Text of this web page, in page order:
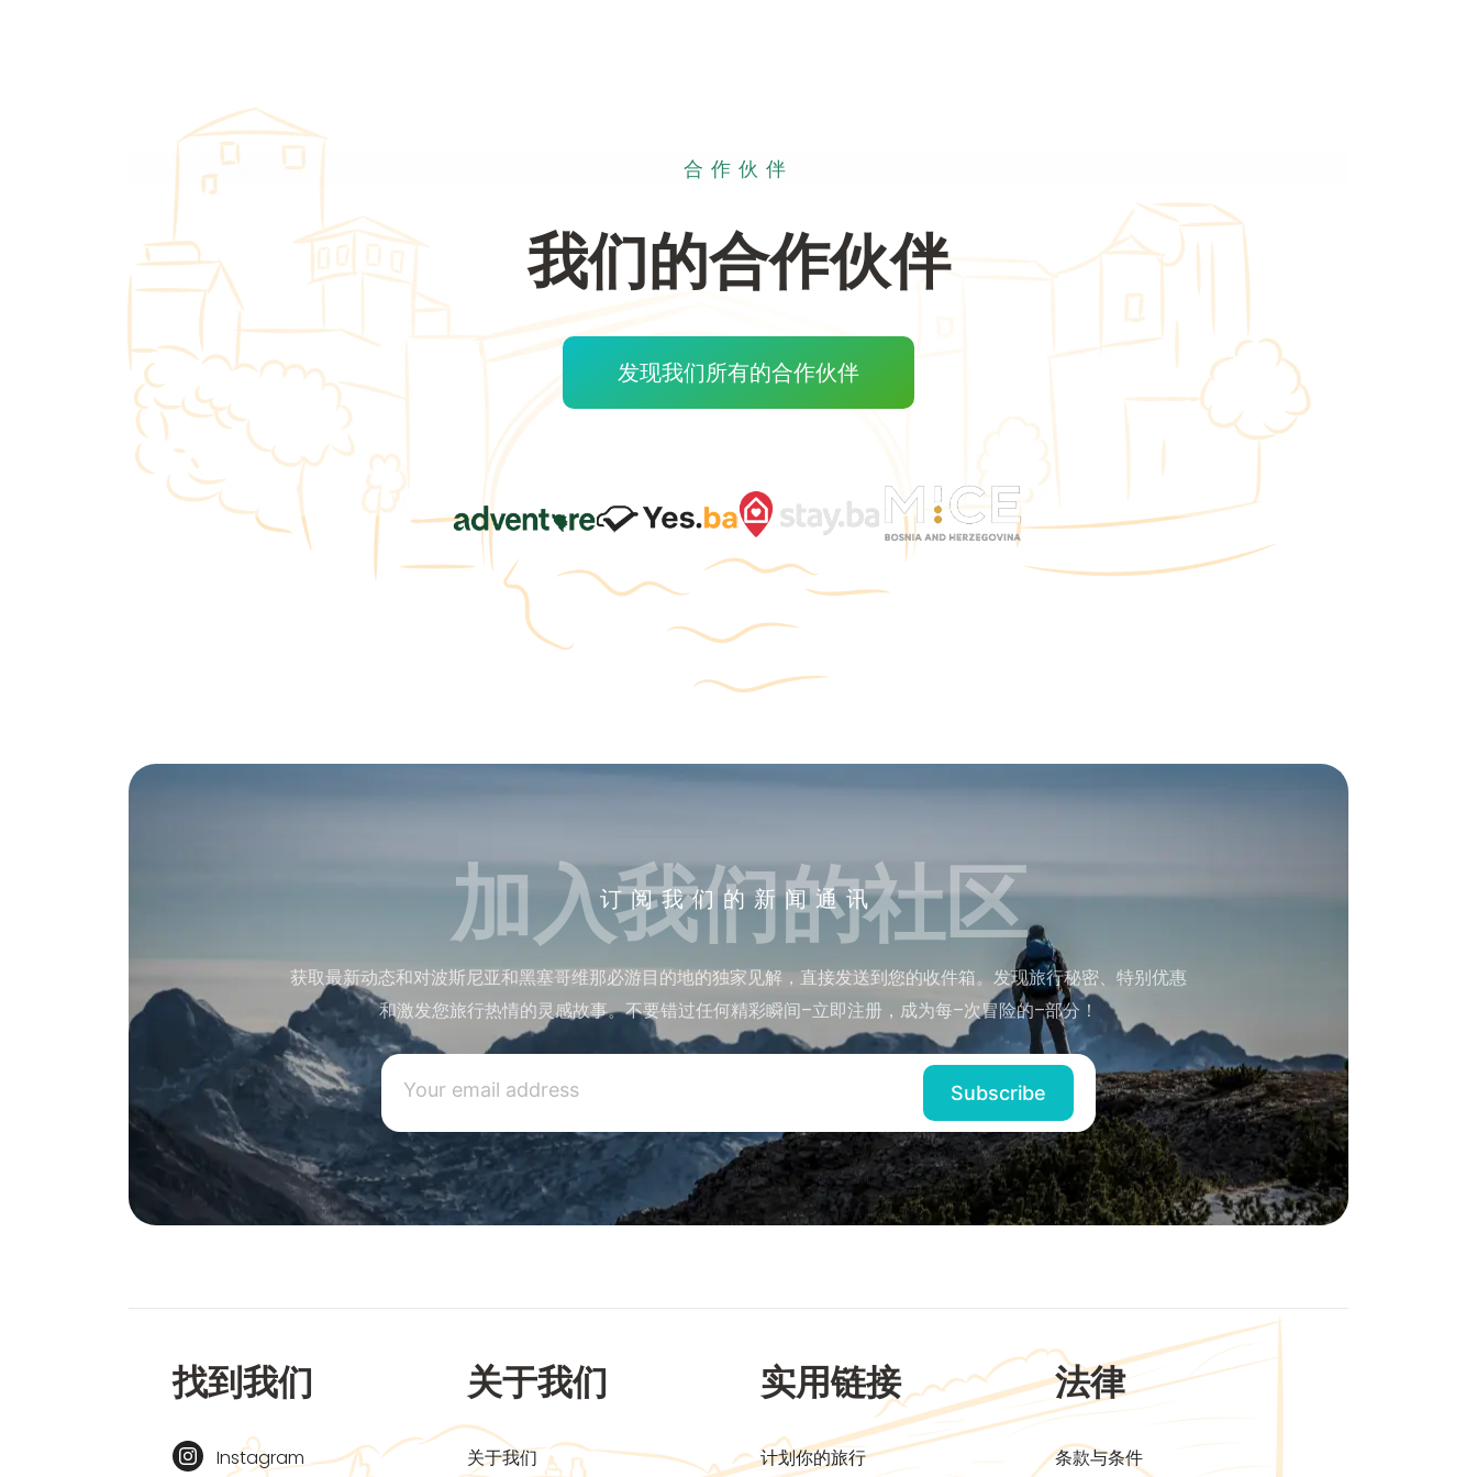
合作伙伴
我们的合作伙伴
发现我们所有的合作伙伴
订阅我们的新闻通讯
加入我们的社区
获取最新动态和对波斯尼亚和黑塞哥维那必游目的地的独家见解，直接发送到您的收件箱。发现旅行秘密、特别优惠
和激发您旅行热情的灵感故事。不要错过任何精彩瞬间–立即注册，成为每–次冒险的–部分！
找到我们
Instagram
关于我们
关于我们
实用链接
计划你的旅行
法律
条款与条件